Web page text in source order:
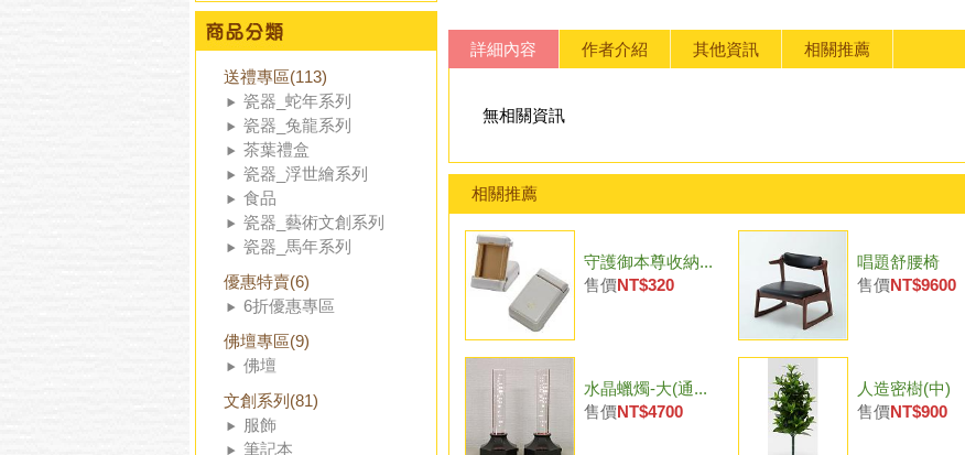
送禮專區(113)
瓷器_蛇年系列
瓷器_兔龍系列
茶葉禮盒
瓷器_浮世繪系列
食品
瓷器_藝術文創系列
瓷器_馬年系列
優惠特賣(6)
6折優惠專區
佛壇專區(9)
佛壇
文創系列(81)
服飾
筆記本
詳細內容 作者介紹 其他資訊 相關推薦
無相關資訊
相關推薦
守護御本尊收納...
售價NT$320
唱題舒腰椅
售價NT$9600
水晶蠟燭-大(通...
售價NT$4700
人造密樹(中)
售價NT$900